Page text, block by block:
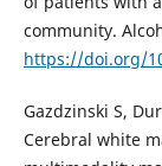
community.
https://doi.org/
Gazdzinski S,
Cerebral white